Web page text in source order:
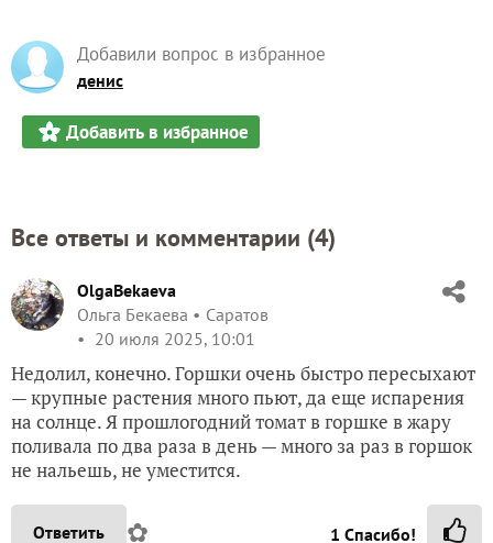
Добавили вопрос в избранное
денис
Добавить в избранное
Все ответы и комментарии (4)
OlgaBekaeva
Ольга Бекаева
Саратов
20 июля 2025, 10:01
Недолил, конечно. Горшки очень быстро пересыхают
— крупные растения много пьют, да еще испарения
на солнце. Я прошлогодний томат в горшке в жару
поливала по два раза в день — много за раз в горшок
не нальешь, не уместится.
Ответить ✿ 1 Спасибо!